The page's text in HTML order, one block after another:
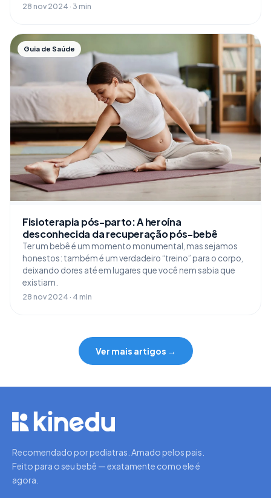
28 nov 2024 · 3 min
Guia de Saúde
Fisioterapia pós-parto: A heroína
desconhecida da recuperação pós-bebê
Ter um bebê é um momento monumental, mas sejamos
honestos: também é um verdadeiro “treino” para o corpo,
deixando dores até em lugares que você nem sabia que
existiam.
28 nov 2024 · 4 min
Ver mais artigos →
Recomendado por pediatras. Amado pelos pais.
Feito para o seu bebê — exatamente como ele é
agora.